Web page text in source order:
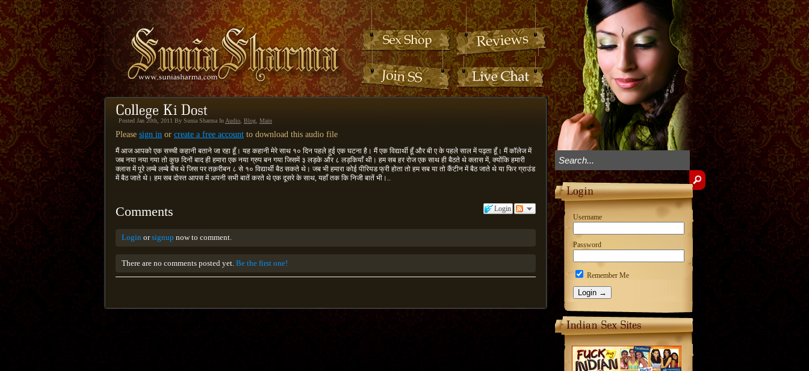
Posted Jan 20th, 2011 By Sunia Sharma In Audio Blog Main
Please sign in or create a free account to download this audio file
मैं आज आपको एक सच्ची कहानी बताने जा रहा हूँ। यह कहानी मेरे साथ १० दिन पहले हुई एक घटना है। मैं एक विद्यार्थी हूँ और बी ए के पहले साल में पढ़ता हूँ। मैं कॉलेज में
जब नया नया गया तो कुछ दिनों बाद ही हमारा एक नया ग्रुप बन गया जिसमें ३ लड़के और ८ लड़कियाँ थी। हम सब हर रोज एक साथ ही बैठते थे क्लास में, क्योंकि हमारी
क्लास में पूरे लम्बे लम्बे बैंच थे जिस पर तक़रीबन ८ से १० विद्यार्थी बैठ सकते थे। जब भी हमारा कोई पीरियड फ्री होता तो हम सब या तो कैंटीन में बैठ जाते थे या फिर ग्राउंड
में बैठ जाते थे। हम सब दोस्त आपस में अपनी सभी बातें करते थे एक दूसरे के साथ, यहाँ तक कि निजी बातें भी।..
Login
Comments
Login orsignup now to comment.
There are no comments posted yet.Be the first one!
Username
Password
Remember Me